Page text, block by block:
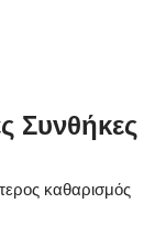
Συνθήκες
καθαρισμός